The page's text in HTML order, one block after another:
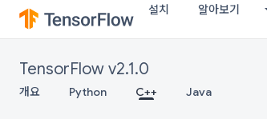
설치 알아보기
TensorFlow v2.1.0
개요 Python C++ Java